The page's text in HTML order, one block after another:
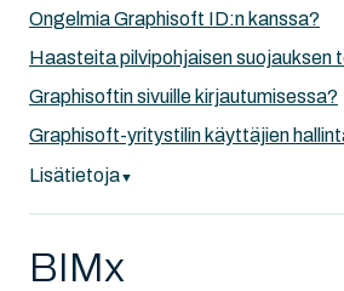
Ongelmia Graphisoft ID:n kanssa?
Haasteita pilvipohjaisen suojauksen
Graphisoftin sivuille kirjautumisessa?
Graphisoft-yritystilin käyttäjien
Lisätietoja▼
BIMx